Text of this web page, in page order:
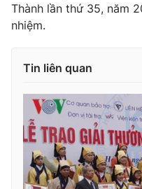
Thành lần thứ 35, năm
nhiệm.
Tin liên quan